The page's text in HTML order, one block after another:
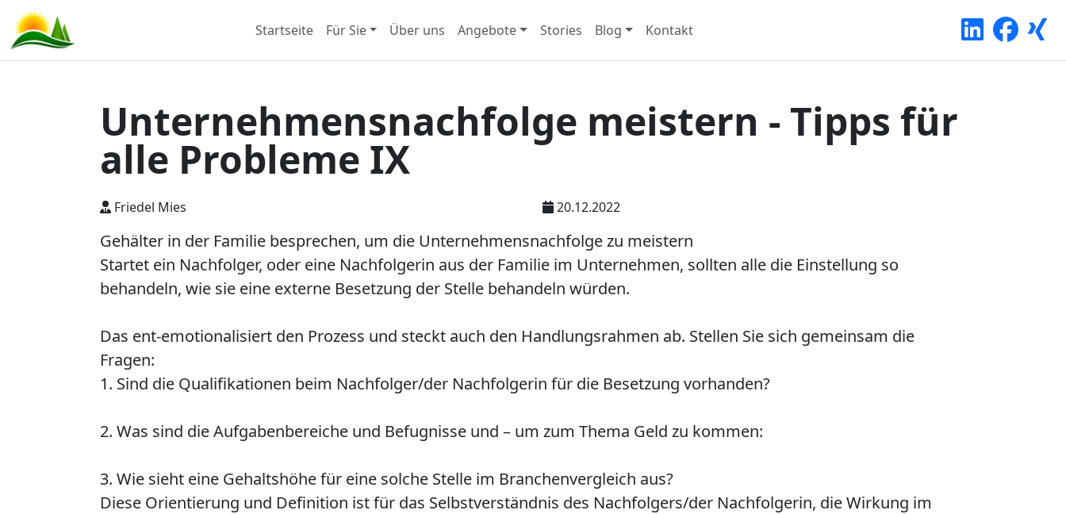
Startseite Für Sie Über uns Angebote Stories Blog Kontakt
Unternehmensnachfolge meistern - Tipps für
alle Probleme IX
Friedel Mies 20.12.2022
Gehälter in der Familie besprechen, um die Unternehmensnachfolge zu meistern
Startet ein Nachfolger, oder eine Nachfolgerin aus der Familie im Unternehmen, sollten alle die Einstellung so
behandeln, wie sie eine externe Besetzung der Stelle behandeln würden.
Das ent-emotionalisiert den Prozess und steckt auch den Handlungsrahmen ab. Stellen Sie sich gemeinsam die
Fragen:
1. Sind die Qualifikationen beim Nachfolger/der Nachfolgerin für die Besetzung vorhanden?
2. Was sind die Aufgabenbereiche und Befugnisse und – um zum Thema Geld zu kommen:
3. Wie sieht eine Gehaltshöhe für eine solche Stelle im Branchenvergleich aus?
Diese Orientierung und Definition ist für das Selbstverständnis des Nachfolgers/der Nachfolgerin, die Wirkung im